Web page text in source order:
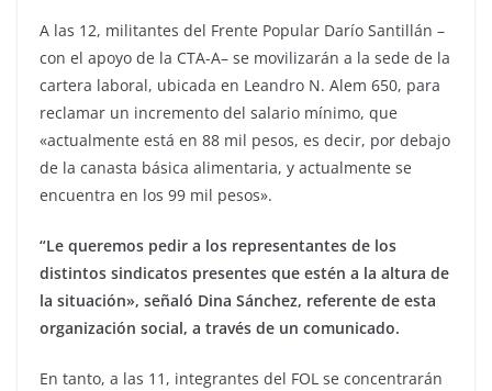
A las 12, militantes del Frente Popular Darío Santillán –
con el apoyo de la CTA-A– se movilizarán a la sede de la
cartera laboral, ubicada en Leandro N. Alem 650, para
reclamar un incremento del salario mínimo, que
«actualmente está en 88 mil pesos, es decir, por debajo
de la canasta básica alimentaria, y actualmente se
encuentra en los 99 mil pesos».
“Le queremos pedir a los representantes de los
distintos sindicatos presentes que estén a la altura de
la situación», señaló Dina Sánchez, referente de esta
organización social, a través de un comunicado.
En tanto, a las 11, integrantes del FOL se concentrarán